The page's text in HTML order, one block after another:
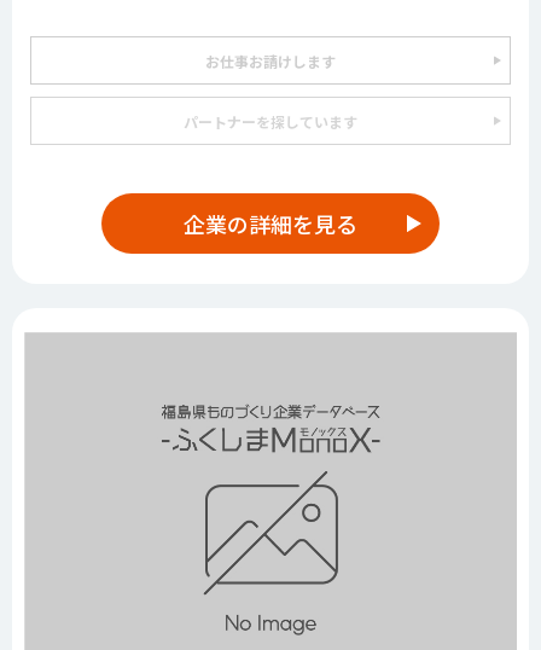
お仕事お請けします
パートナーを探しています
企業の詳細を見る